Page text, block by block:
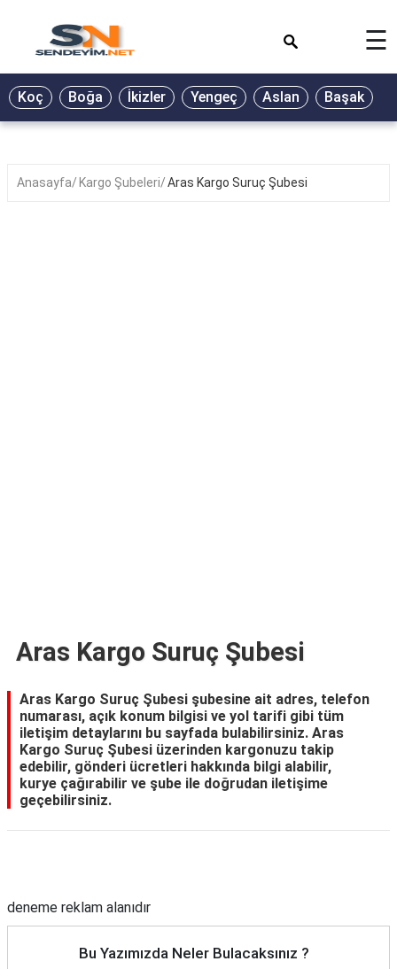
BİYOGRAFİ
GALERİ
☰
Koç Boğa İkizler Yengeç Aslan Başak
Anasayfa Kargo Şubeleri Aras Kargo Suruç Şubesi
Aras Kargo Suruç Şubesi
Aras Kargo Suruç Şubesi şubesine ait adres, telefon
numarası, açık konum bilgisi ve yol tarifi gibi tüm
iletişim detaylarını bu sayfada bulabilirsiniz. Aras
Kargo Suruç Şubesi üzerinden kargonuzu takip
edebilir, gönderi ücretleri hakkında bilgi alabilir,
kurye çağırabilir ve şube ile doğrudan iletişime
geçebilirsiniz.
deneme reklam alanıdır
Bu Yazımızda Neler Bulacaksınız ?